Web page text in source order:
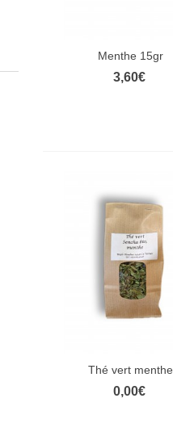
7,50€
Aperçu rapide
Menthe 15gr
3,60€
Aperçu rapide
Thé vert menthe
0,00€